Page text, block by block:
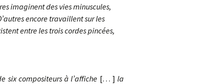
imaginent des vies minuscules,
encore travaillent sur les
entre les trois cordes pincées,
six compositeurs à l’affiche [… ]la